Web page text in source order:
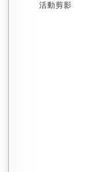
活動剪影